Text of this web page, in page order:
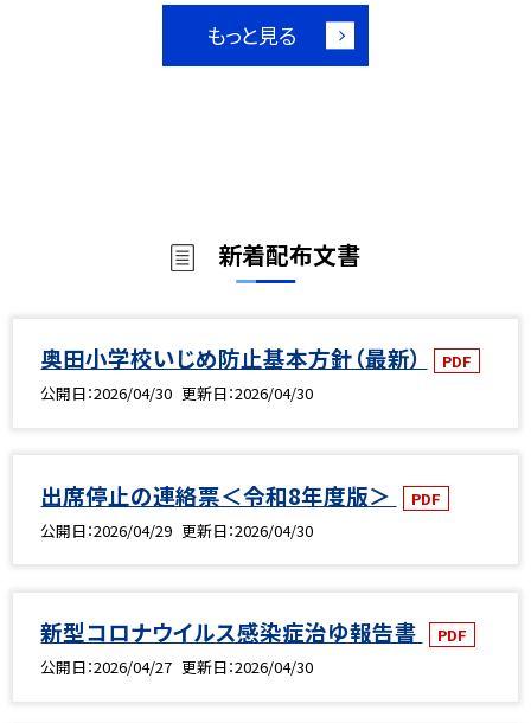
もっと見る
新着配布文書
奥田小学校いじめ防止基本方針（最新）
PDF
公開日 2026/04/30 更新日 2026/04/30
出席停止の連絡票＜令和8年度版＞
PDF
公開日 2026/04/29 更新日 2026/04/30
新型コロナウイルス感染症治ゆ報告書
PDF
公開日 2026/04/27 更新日 2026/04/30